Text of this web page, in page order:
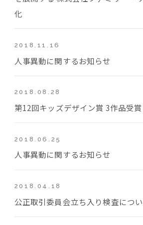
化
2018.11.16
人事異動に関するお知らせ
2018.08.28
第12回キッズデザイン賞 3作品受賞
2018.06.25
人事異動に関するお知らせ
2018.04.18
公正取引委員会立ち入り検査につ